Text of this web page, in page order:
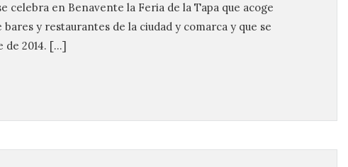
celebra en Benavente la Feria de la Tapa que acoge
y restaurantes de la ciudad y comarca y que se
de 2014. […]